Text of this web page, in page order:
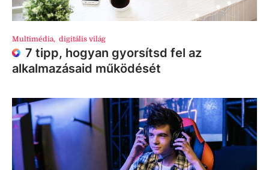
Multimédia, digitális világ
7 tipp, hogyan gyorsítsd fel az
alkalmazásaid működését